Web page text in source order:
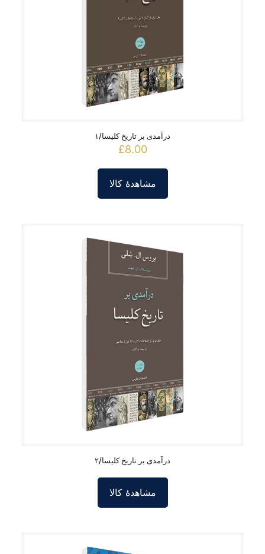
درآمدی بر تاریخ کلیسا/۱
£8.00
مشاهدۀ کالا
درآمدی بر تاریخ کلیسا/۲
مشاهدۀ کالا